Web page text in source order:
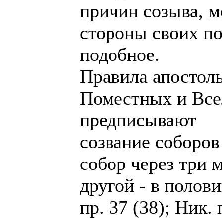
причин созыва,
стороны своих
подобное.
Правила
Поместных и
предписывают
созвание
собор через три
другой - в
пр. 37 (38); Ник.